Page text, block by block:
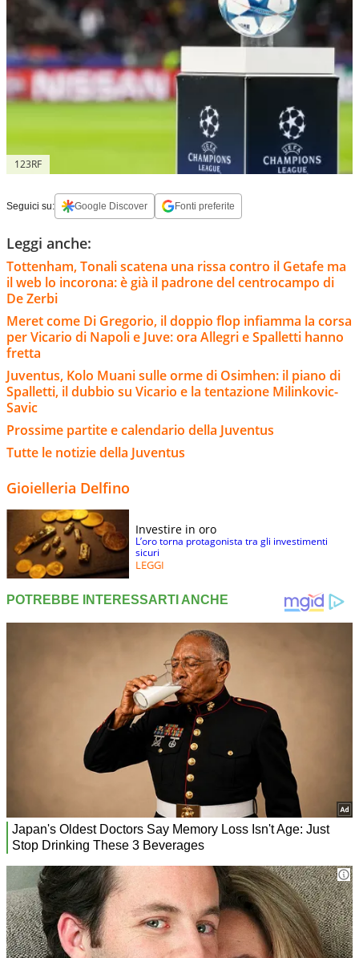
123RF
Seguici su: Google Discover Fonti preferite
Leggi anche:
Tottenham, Tonali scatena una rissa contro il Getafe ma
il web lo incorona: è già il padrone del centrocampo di
De Zerbi
Meret come Di Gregorio, il doppio flop infiamma la corsa
per Vicario di Napoli e Juve: ora Allegri e Spalletti hanno
fretta
Juventus, Kolo Muani sulle orme di Osimhen: il piano di
Spalletti, il dubbio su Vicario e la tentazione Milinkovic-
Savic
Prossime partite e calendario della Juventus
Tutte le notizie della Juventus
Gioielleria Delfino
Investire in oro
L’oro torna protagonista tra gli investimenti
sicuri
LEGGI